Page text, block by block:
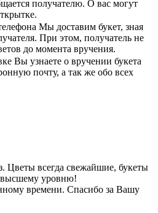
получателю. О вас могут
Мы доставим букет, зная
При этом, получатель не
до момента вручения.
Вы узнаете о вручении букета
почту, а так же обо всех
Цветы всегда свежайшие, букеты
уровню!
времени. Спасибо за Вашу